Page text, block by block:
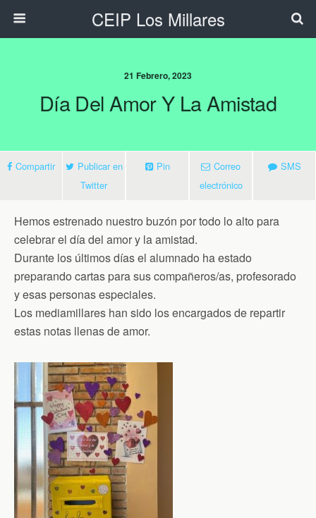
CEIP Los Millares
21 Febrero, 2023
Día Del Amor Y La Amistad
Compartir
Publicar en
Twitter
Pin
Correo
electrónico
SMS
Hemos estrenado nuestro buzón por todo lo alto para
celebrar el día del amor y la amistad.
Durante los últimos días el alumnado ha estado
preparando cartas para sus compañeros/as, profesorado
y esas personas especiales.
Los mediamillares han sido los encargados de repartir
estas notas llenas de amor.